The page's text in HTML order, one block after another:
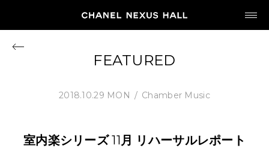
HOME
FEATURED
2018.10.29 MON Chamber Music
室内楽シリーズ11月 リハーサルレポート